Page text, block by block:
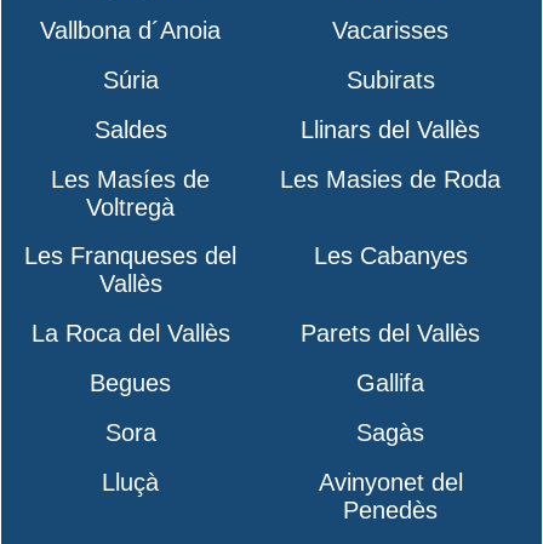
Vallbona d´Anoia
Vacarisses
Súria
Subirats
Saldes
Llinars del Vallès
Les Masíes de
Voltregà
Les Masies de Roda
Les Franqueses del
Vallès
Les Cabanyes
La Roca del Vallès
Parets del Vallès
Begues
Gallifa
Sora
Sagàs
Lluçà
Avinyonet del
Penedès